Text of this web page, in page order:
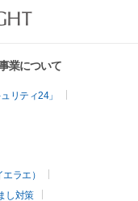
業について
リティ24」
ラエ）
し対策